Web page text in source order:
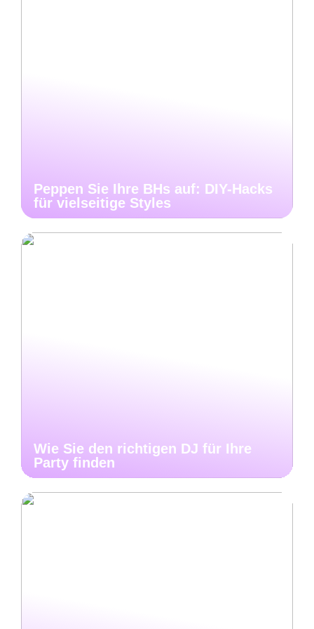
Peppen Sie Ihre BHs auf: DIY-Hacks
für vielseitige Styles
Wie Sie den richtigen DJ für Ihre
Party finden